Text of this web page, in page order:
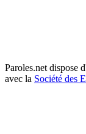
Paroles.net dispose
avec la Société des